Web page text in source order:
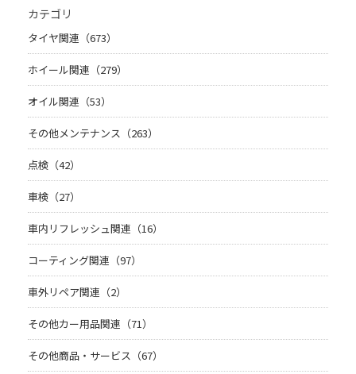
カテゴリ
タイヤ関連（673）
ホイール関連（279）
オイル関連（53）
その他メンテナンス（263）
点検（42）
車検（27）
車内リフレッシュ関連（16）
コーティング関連（97）
車外リペア関連（2）
その他カー用品関連（71）
その他商品・サービス（67）